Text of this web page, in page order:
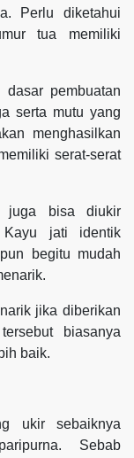
Perlu diketahui
tua memiliki
pembuatan
serta mutu yang
menghasilkan
serat-serat
juga bisa diukir
Kayu jati identik
begitu mudah
jika diberikan
biasanya
baik.
ukir sebaiknya
Sebab